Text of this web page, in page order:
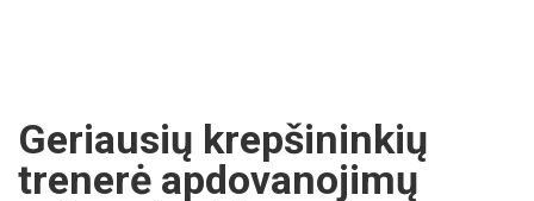
Geriausių krepšininkių
trenerė apdovanojimų